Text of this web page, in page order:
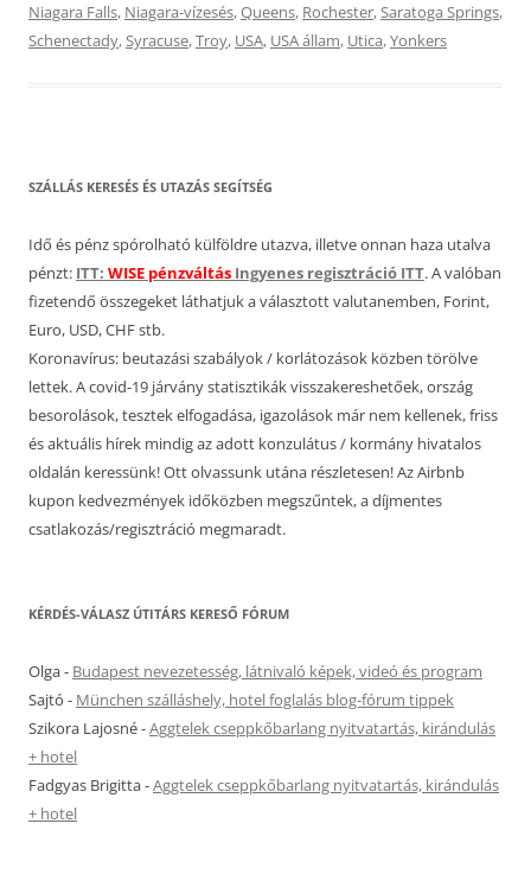
Niagara Falls, Niagara-vízesés,Queens, Rochester,Saratoga Springs,
Schenectady,Syracuse,Troy, USA, USA állam, Utica,Yonkers
SZÁLLÁS KERESÉS ÉS UTAZÁS SEGÍTSÉG
Idő és pénz spórolható külföldre utazva, illetve onnan haza utalva
pénzt: ITT: WISE pénzváltás Ingyenes regisztráció ITT. A valóban
fizetendő összegeket láthatjuk a választott valutanemben, Forint,
Euro, USD, CHF stb.
Koronavírus: beutazási szabályok / korlátozások közben törölve
lettek. A covid-19 járvány statisztikák visszakereshetőek, ország
besorolások, tesztek elfogadása, igazolások már nem kellenek, friss
és aktuális hírek mindig az adott konzulátus / kormány hivatalos
oldalán keressünk! Ott olvassunk utána részletesen! Az Airbnb
kupon kedvezmények időközben megszűntek, a díjmentes
csatlakozás/regisztráció megmaradt.
KÉRDÉS-VÁLASZ ÚTITÁRS KERESŐ FÓRUM
Olga- Budapest nevezetesség, látnivaló képek, videó és program
Sajtó - München szálláshely, hotel foglalás blog-fórum tippek
Szikora Lajosné-Aggtelek cseppkőbarlang nyitvatartás, kirándulás
+ hotel
Fadgyas Brigitta-Aggtelek cseppkőbarlang nyitvatartás, kirándulás
+ hotel